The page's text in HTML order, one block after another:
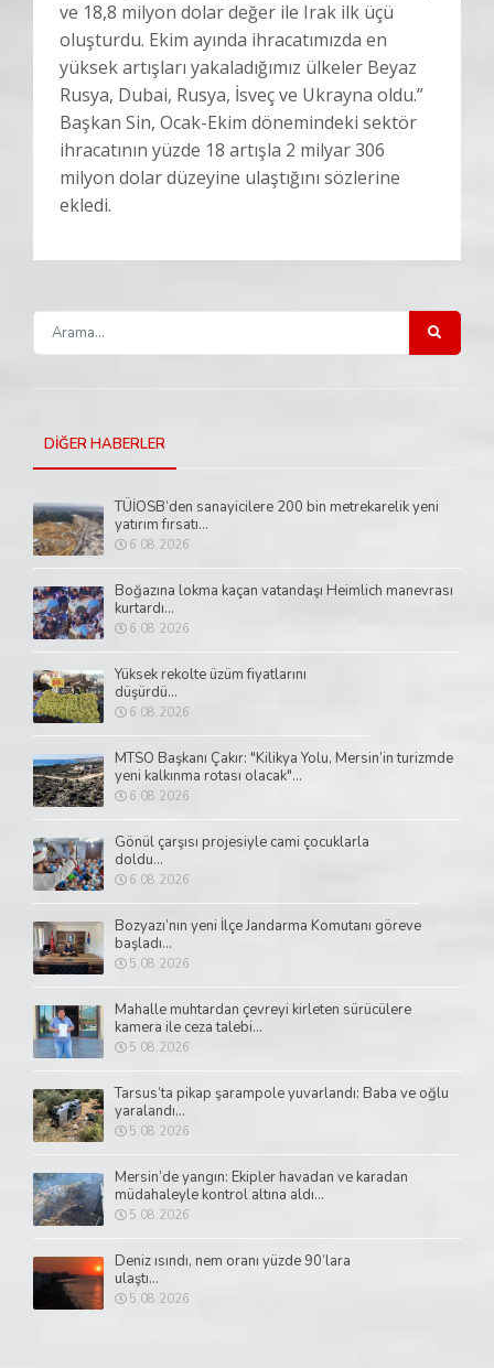
ve 18,8 milyon dolar değer ile Irak ilk üçü
oluşturdu. Ekim ayında ihracatımızda en
yüksek artışları yakaladığımız ülkeler Beyaz
Rusya, Dubai, Rusya, İsveç ve Ukrayna oldu.”
Başkan Sin, Ocak-Ekim dönemindeki sektör
ihracatının yüzde 18 artışla 2 milyar 306
milyon dolar düzeyine ulaştığını sözlerine
ekledi.
DİĞER HABERLER
TÜİOSB’den sanayicilere 200 bin metrekarelik yeni
yatırım fırsatı...
6.08.2026
Boğazına lokma kaçan vatandaşı Heimlich manevrası
kurtardı...
6.08.2026
Yüksek rekolte üzüm fiyatlarını
düşürdü...
6.08.2026
MTSO Başkanı Çakır: "Kilikya Yolu, Mersin’in turizmde
yeni kalkınma rotası olacak"...
6.08.2026
Gönül çarşısı projesiyle cami çocuklarla
doldu...
6.08.2026
Bozyazı’nın yeni İlçe Jandarma Komutanı göreve
başladı...
5.08.2026
Mahalle muhtardan çevreyi kirleten sürücülere
kamera ile ceza talebi...
5.08.2026
Tarsus’ta pikap şarampole yuvarlandı: Baba ve oğlu
yaralandı...
5.08.2026
Mersin’de yangın: Ekipler havadan ve karadan
müdahaleyle kontrol altına aldı...
5.08.2026
Deniz ısındı, nem oranı yüzde 90’lara
ulaştı...
5.08.2026